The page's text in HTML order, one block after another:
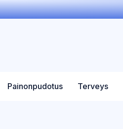
Painonpudotus Terveys